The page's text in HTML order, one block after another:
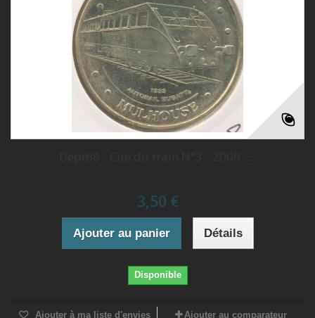
3,50 €
Ajouter au panier Détails
Disponible
Ajouter à ma liste d'envies Ajouter au comparateur